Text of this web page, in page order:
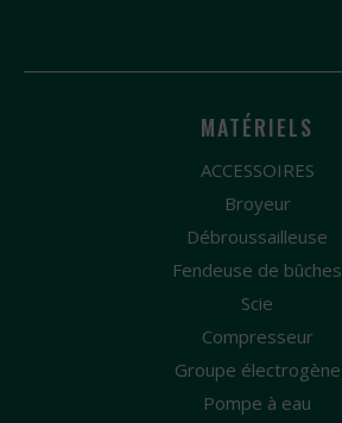
MATÉRIELS
ACCESSOIRES
Broyeur
Débroussailleuse
Fendeuse de bûches
Scie
Compresseur
Groupe électrogène
Pompe à eau